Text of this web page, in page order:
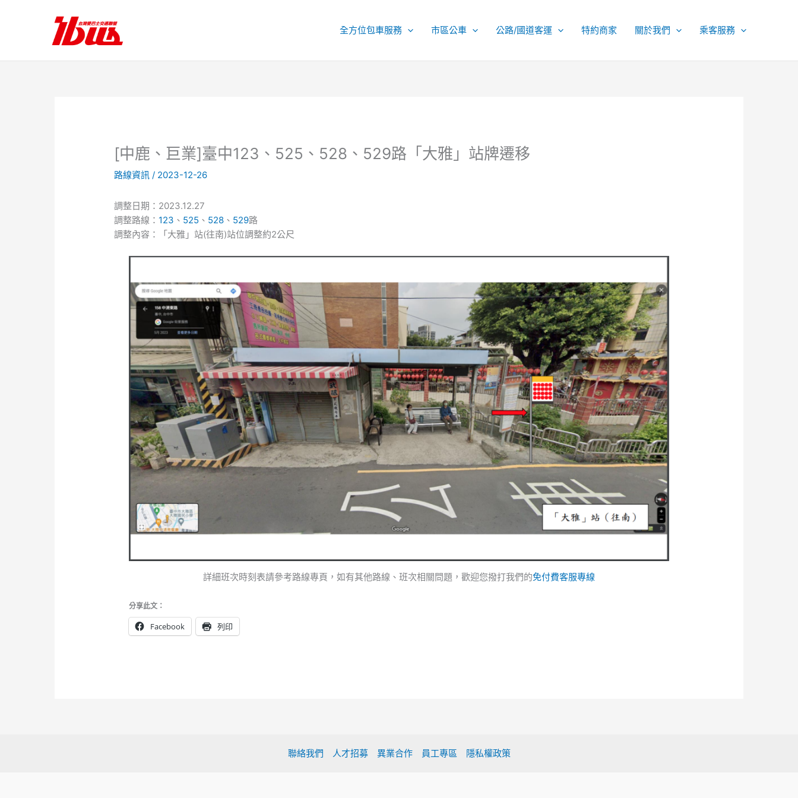
內
全方位包車服務 市區公車 公路/國道客運 特約商家 關於我們 乘客服務
[中鹿、巨業]臺中123、525、528、529路「大雅」站牌遷移
路線資訊 / 2023-12-26
調整日期：2023.12.27
調整路線： 123 、 525 、 528 、 529路
調整內容：「大雅」站(往南)站位調整約2公尺
詳細班次時刻表請參考路線專頁，如有其他路線、班次相關問題，歡迎您撥打我們的免付費客服專線
分享此文：
Facebook 列印
聯絡我們 人才招募 異業合作 員工專區 隱私權政策